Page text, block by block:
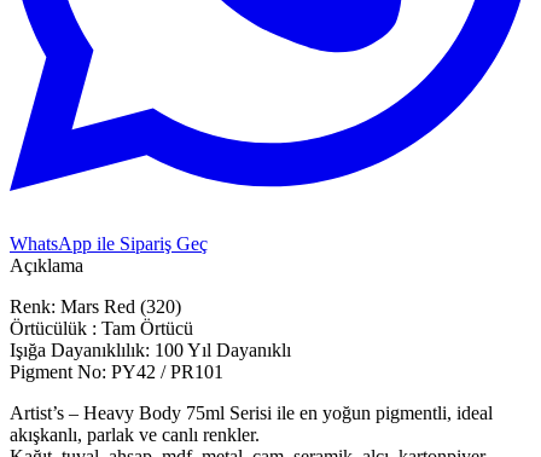
WhatsApp ile Sipariş Geç
Açıklama
Renk: Mars Red (320)
Örtücülük : Tam Örtücü
Işığa Dayanıklılık: 100 Yıl Dayanıklı
Pigment No: PY42 / PR101
Artist’s – Heavy Body 75ml Serisi ile en yoğun pigmentli, ideal
akışkanlı, parlak ve canlı renkler.